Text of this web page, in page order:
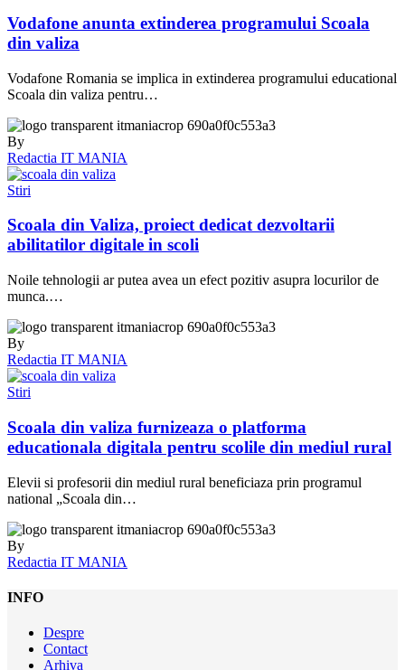
Vodafone anunta extinderea programului Scoala
din valiza
Vodafone Romania se implica in extinderea programului educational
Scoala din valiza pentru…
By
Redactia IT MANIA
Stiri
Scoala din Valiza, proiect dedicat dezvoltarii
abilitatilor digitale in scoli
Noile tehnologii ar putea avea un efect pozitiv asupra locurilor de
munca.…
By
Redactia IT MANIA
Stiri
Scoala din valiza furnizeaza o platforma
educationala digitala pentru scolile din mediul rural
Elevii si profesorii din mediul rural beneficiaza prin programul
national „Scoala din…
By
Redactia IT MANIA
INFO
Despre
Contact
Arhiva